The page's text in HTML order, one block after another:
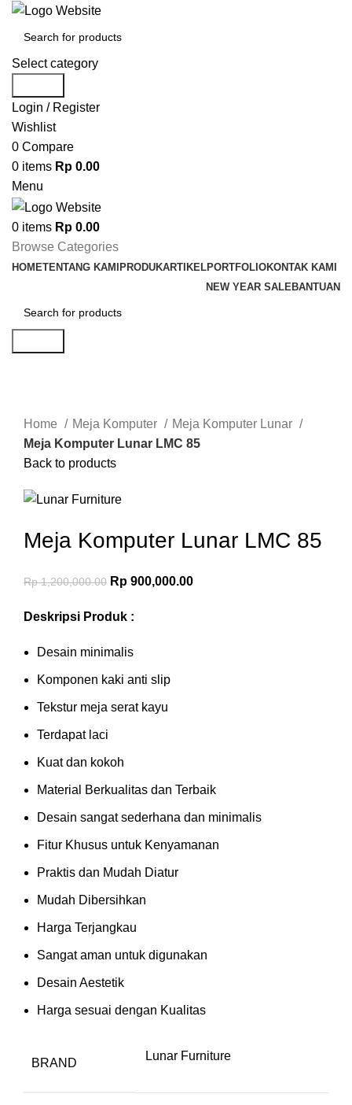
Select category
Login / Register
Wishlist
0 Compare
0 items Rp 0.00
Menu
0 items Rp 0.00
Browse Categories
HOMETENTANG KAMIPRODUKARTIKELPORTFOLIOKONTAK KAMI
NEW YEAR SALEBANTUAN
Home
Meja Komputer
Meja Komputer Lunar
Meja Komputer Lunar LMC 85
Back to products
Meja Komputer Lunar LMC 85
Rp1,200,000.00 Rp 900,000.00
Deskripsi Produk :
Desain minimalis
Komponen kaki anti slip
Tekstur meja serat kayu
Terdapat laci
Kuat dan kokoh
Material Berkualitas dan Terbaik
Desain sangat sederhana dan minimalis
Fitur Khusus untuk Kenyamanan
Praktis dan Mudah Diatur
Mudah Dibersihkan
Harga Terjangkau
Sangat aman untuk digunakan
Desain Aestetik
Harga sesuai dengan Kualitas
BRAND
Lunar Furniture